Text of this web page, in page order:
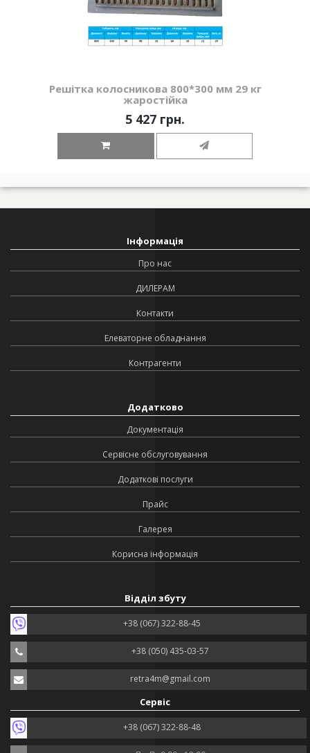
Решітка колосникова 800*300 мм 29 кг
жаростійка
5 427 грн.
Інформація
Про нас
ДИЛЕРАМ
Контакти
Елеваторне обладнання
Контрагенти
Додатково
Документація
Сервісне обслуговування
Додаткові послуги
Прайс
Галерея
Корисна інформація
Відділ збуту
+38 (067) 322-88-45
+38 (050) 435-03-57
retra4m@gmail.com
Сервіс
+38 (067) 322-88-48